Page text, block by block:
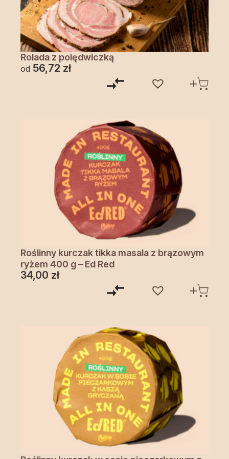
Rolada z polędwiczką
od 56,72 zł
Roślinny kurczak tikka masala z brązowym
ryżem 400 g – Ed Red
34,00 zł